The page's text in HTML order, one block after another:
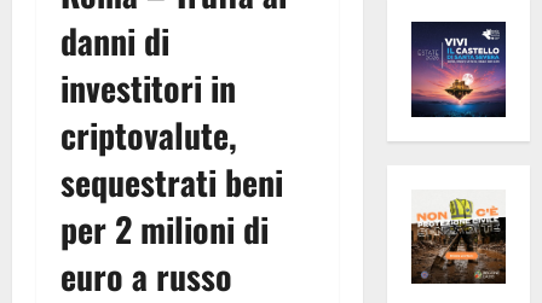
danni di
investitori in
criptovalute,
sequestrati beni
per 2 milioni di
euro a russo